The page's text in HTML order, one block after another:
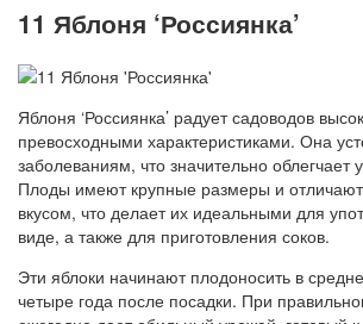
11 Яблоня ‘Россиянка’
Яблоня ‘Россиянка’ радует садоводов
превосходными характеристиками. Она
заболеваниям, что значительно облегчает
Плоды имеют крупные размеры и
вкусом, что делает их идеальными для
виде, а также для приготовления соков.
Эти яблоки начинают плодоносить в
четыре года после посадки. При